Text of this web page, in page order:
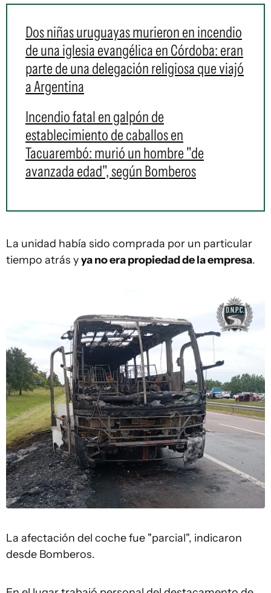
Dos niñas uruguayas murieron en incendio
de una iglesia evangélica en Córdoba: eran
parte de una delegación religiosa que viajó
a Argentina
Incendio fatal en galpón de
establecimiento de caballos en
Tacuarembó: murió un hombre "de
avanzada edad", según Bomberos
La unidad había sido comprada por un particular
tiempo atrás yya no era propiedad de la empresa.
La afectación del coche fue "parcial", indicaron
desde Bomberos.